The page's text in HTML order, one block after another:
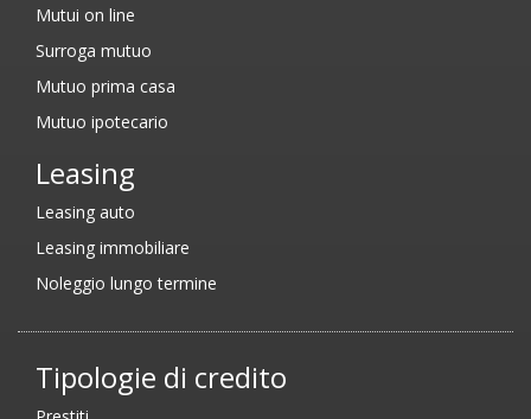
Mutui on line
Surroga mutuo
Mutuo prima casa
Mutuo ipotecario
Leasing
Leasing auto
Leasing immobiliare
Noleggio lungo termine
Tipologie di credito